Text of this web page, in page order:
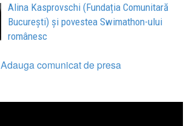
Alina Kasprovschi (Fundația Comunitară
București) și povestea Swimathon-ului
românesc
Adauga comunicat de presa